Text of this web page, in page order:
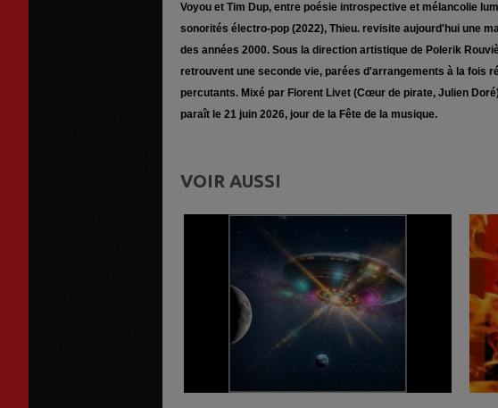
Voyou et Tim Dup, entre poésie introspective et mélancolie
sonorités électro-pop (2022), Thieu. revisite aujourd'hui une
des années 2000. Sous la direction artistique de Polerik
retrouvent une seconde vie, parées d'arrangements à la fois
percutants. Mixé par Florent Livet (Cœur de pirate, Julien
paraît le 21 juin 2026, jour de la Fête de la musique.
VOIR AUSSI